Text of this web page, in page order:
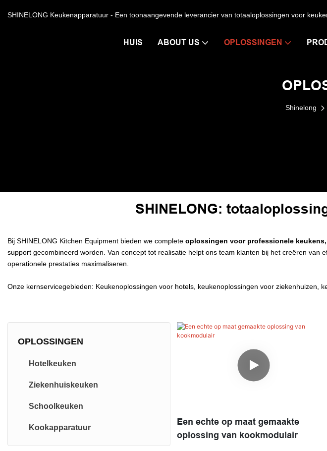
SHINELONG Keukenapparatuur - Een toonaangevende leverancier van totaaloplossingen voor
HUIS ABOUT US OPLOSSINGEN
Shinelong
SHINELONG:
Bij SHINELONG Kitchen Equipment bieden we complete oplossingen voor professionele keukens,
support gecombineerd worden. Van concept tot realisatie helpt ons team klanten bij het creëren
operationele prestaties maximaliseren.
Onze kernservicegebieden: Keukenoplossingen voor hotels, keukenoplossingen voor ziekenhuizen,
OPLOSSINGEN
Hotelkeuken
Ziekenhuiskeuken
Schoolkeuken
Kookapparatuur
Een echte op maat gemaakte
oplossing van kookmodulair